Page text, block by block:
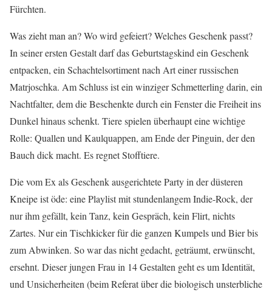
Fürchten.
Was zieht man an? Wo wird gefeiert? Welches Geschenk passt?
In seiner ersten Gestalt darf das Geburtstagskind ein Geschenk
entpacken, ein Schachtelsortiment nach Art einer russischen
Matrjoschka. Am Schluss ist ein winziger Schmetterling darin, ein
Nachtfalter, dem die Beschenkte durch ein Fenster die Freiheit ins
Dunkel hinaus schenkt. Tiere spielen überhaupt eine wichtige
Rolle: Quallen und Kaulquappen, am Ende der Pinguin, der den
Bauch dick macht. Es regnet Stofftiere.
Die vom Ex als Geschenk ausgerichtete Party in der düsteren
Kneipe ist öde: eine Playlist mit stundenlangem Indie-Rock, der
nur ihm gefällt, kein Tanz, kein Gespräch, kein Flirt, nichts
Zartes. Nur ein Tischkicker für die ganzen Kumpels und Bier bis
zum Abwinken. So war das nicht gedacht, geträumt, erwünscht,
ersehnt. Dieser jungen Frau in 14 Gestalten geht es um Identität,
und Unsicherheiten (beim Referat über die biologisch unsterbliche